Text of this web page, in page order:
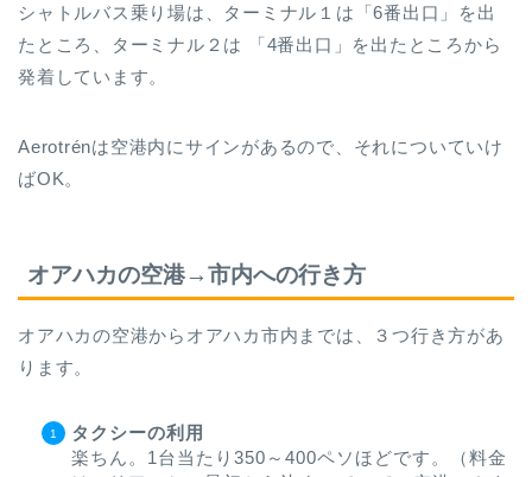
シャトルバス乗り場は、ターミナル１は「6番出口」を出
たところ、ターミナル２は 「4番出口」を出たところから
発着しています。
Aerotrénは空港内にサインがあるので、それについていけ
ばOK。
オアハカの空港→市内への行き方
オアハカの空港からオアハカ市内までは、３つ行き方があ
ります。
タクシーの利用
楽ちん。1台当たり350～400ペソほどです。（料金